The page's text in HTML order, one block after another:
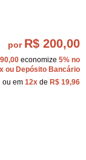
por R$ 200,00
economize 5% no
ou Depósito Bancário
ou em 12x de R$ 19,96